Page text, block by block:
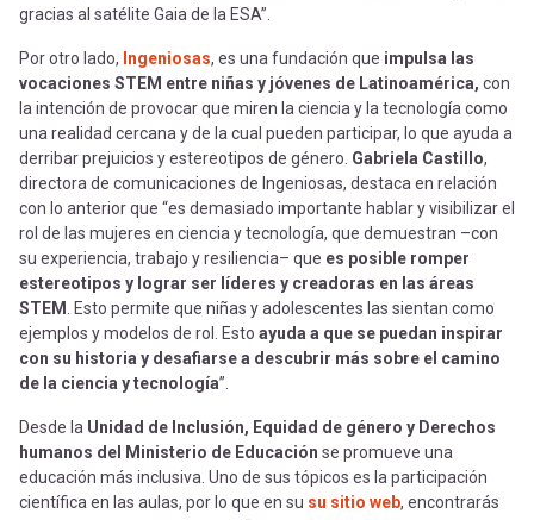
gracias al satélite Gaia de la ESA”.
Por otro lado, Ingeniosas, es una fundación que impulsa las
vocaciones STEM entre niñas y jóvenes de Latinoamérica, con
la intención de provocar que miren la ciencia y la tecnología como
una realidad cercana y de la cual pueden participar, lo que ayuda a
derribar prejuicios y estereotipos de género. Gabriela Castillo,
directora de comunicaciones de Ingeniosas, destaca en relación
con lo anterior que “es demasiado importante hablar y visibilizar el
rol de las mujeres en ciencia y tecnología, que demuestran –con
su experiencia, trabajo y resiliencia– que es posible romper
estereotipos y lograr ser líderes y creadoras en las áreas
STEM
. Esto permite que niñas y adolescentes las sientan como
ejemplos y modelos de rol. Esto ayuda a que se puedan inspirar
con su historia y desafiarse a descubrir más sobre el camino
de la ciencia y tecnología”.
Desde la Unidad de Inclusión, Equidad de género y Derechos
humanos del Ministerio de Educación se promueve una
educación más inclusiva. Uno de sus tópicos es la participación
científica en las aulas, por lo que en su su sitio web, encontrarás